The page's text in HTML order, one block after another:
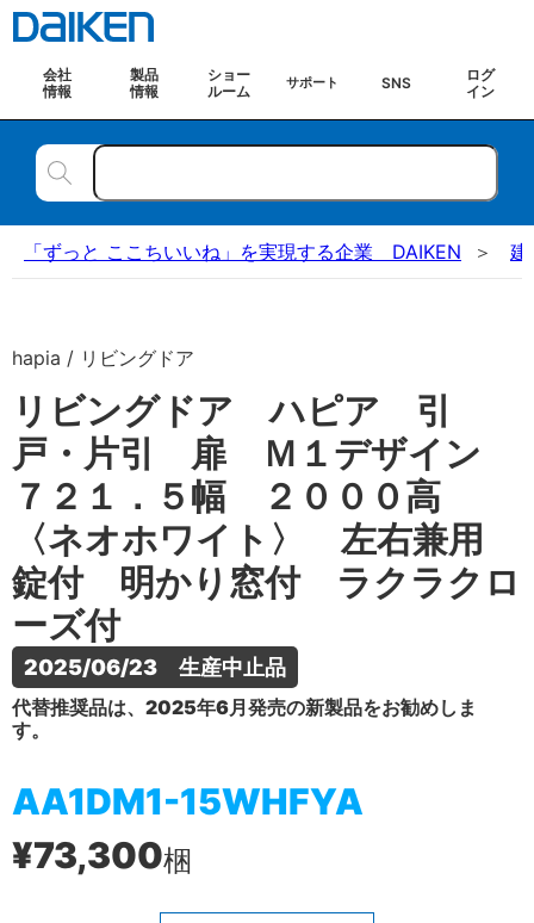
会社
情報
製品
情報
ショー
ルーム
サポート SNS
ログ
イン
「ずっと ここちいいね」を実現する企業 DAIKEN 建
hapia / リビングドア
リビングドア ハピア 引
戸・片引 扉 Ｍ１デザイン
７２１．５幅 ２０００高
〈ネオホワイト〉 左右兼用
錠付 明かり窓付 ラクラクロ
ーズ付
2025/06/23　生産中止品
代替推奨品は、2025年6月発売の新製品をお勧めしま
す。
AA1DM1-15WHFYA
¥73,300梱